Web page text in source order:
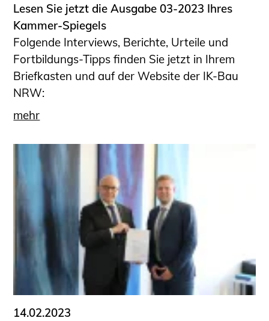
Lesen Sie jetzt die Ausgabe 03-2023 Ihres
Kammer-Spiegels
Folgende Interviews, Berichte, Urteile und
Fortbildungs-Tipps finden Sie jetzt in Ihrem
Briefkasten und auf der Website der IK-Bau
NRW:
mehr
14.02.2023